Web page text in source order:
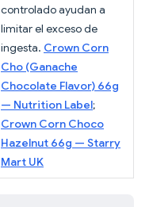
controlado ayudan a
limitar el exceso de
ingesta. Crown Corn
Cho (Ganache
Chocolate Flavor) 66g
— Nutrition Label;
Crown Corn Choco
Hazelnut 66g — Starry
Mart UK